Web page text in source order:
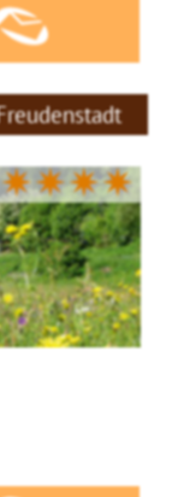
✷✷✷✷